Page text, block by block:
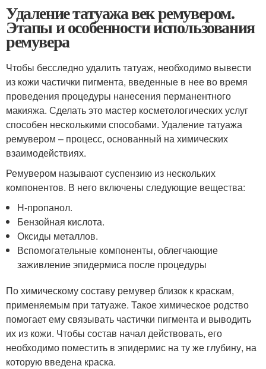
Удаление татуажа век ремувером.
Этапы и особенности использования
ремувера
Чтобы бесследно удалить татуаж, необходимо вывести
из кожи частички пигмента, введенные в нее во время
проведения процедуры нанесения перманентного
макияжа. Сделать это мастер косметологических услуг
способен несколькими способами. Удаление татуажа
ремувером – процесс, основанный на химических
взаимодействиях.
Ремувером называют суспензию из нескольких
компонентов. В него включены следующие вещества:
Н-пропанол.
Бензойная кислота.
Оксиды металлов.
Вспомогательные компоненты, облегчающие
заживление эпидермиса после процедуры
По химическому составу ремувер близок к краскам,
применяемым при татуаже. Такое химическое родство
помогает ему связывать частички пигмента и выводить
их из кожи. Чтобы состав начал действовать, его
необходимо поместить в эпидермис на ту же глубину, на
которую введена краска.